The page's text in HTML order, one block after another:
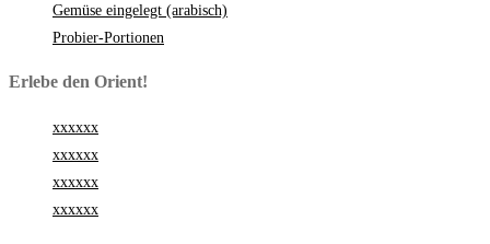
Gemüse eingelegt (arabisch)
Probier-Portionen
Erlebe den Orient!
xxxxxx
xxxxxx
xxxxxx
xxxxxx